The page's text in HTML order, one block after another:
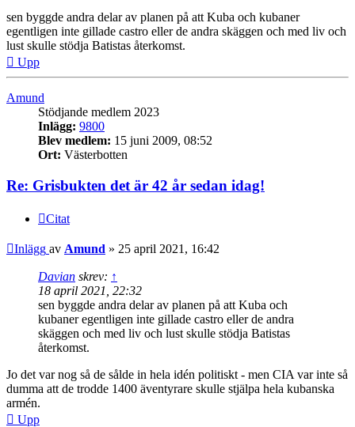
sen byggde andra delar av planen på att Kuba och kubaner
egentligen inte gillade castro eller de andra skäggen och med liv och
lust skulle stödja Batistas återkomst.
Upp
Amund
Stödjande medlem 2023
Inlägg: 9800
Blev medlem: 15 juni 2009, 08:52
Ort: Västerbotten
Re: Grisbukten det är 42 år sedan idag!
Citat
Inlägg av Amund » 25 april 2021, 16:42
Davian skrev: ↑
18 april 2021, 22:32
sen byggde andra delar av planen på att Kuba och
kubaner egentligen inte gillade castro eller de andra
skäggen och med liv och lust skulle stödja Batistas
återkomst.
Jo det var nog så de sålde in hela idén politiskt - men CIA var inte så
dumma att de trodde 1400 äventyrare skulle stjälpa hela kubanska
armén.
Upp